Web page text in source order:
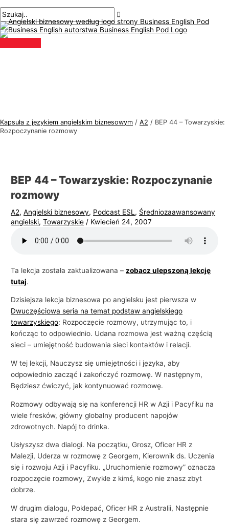
do
treści
główne
Kapsuła z językiem angielskim biznesowym / A2 / BEP 44 – Towarzyskie:
Rozpoczynanie rozmowy
BEP 44 – Towarzyskie: Rozpoczynanie
rozmowy
A2,Angielski biznesowy, Podcast ESL , Średniozaawansowany
angielski,Towarzyskie / Kwiecień 24, 2007
Ta lekcja została zaktualizowana – zobacz ulepszoną lekcję
tutaj.
Dzisiejsza lekcja biznesowa po angielsku jest pierwsza w
Dwuczęściowa seria na temat podstaw angielskiego
towarzyskiego: Rozpoczęcie rozmowy, utrzymując to, i
kończąc to odpowiednio. Udana rozmowa jest ważną częścią
sieci – umiejętność budowania sieci kontaktów i relacji.
W tej lekcji, Nauczysz się umiejętności i języka, aby
odpowiednio zacząć i zakończyć rozmowę. W następnym,
Będziesz ćwiczyć, jak kontynuować rozmowę.
Rozmowy odbywają się na konferencji HR w Azji i Pacyfiku na
wiele fresków, główny globalny producent napojów
zdrowotnych. Napój to drinka.
Usłyszysz dwa dialogi. Na początku, Grosz, Oficer HR z
Malezji, Uderza w rozmowę z Georgem, Kierownik ds. Uczenia
się i rozwoju Azji i Pacyfiku. „Uruchomienie rozmowy” oznacza
rozpoczęcie rozmowy, Zwykle z kimś, kogo nie znasz zbyt
dobrze.
W drugim dialogu, Poklepać, Oficer HR z Australii, Następnie
stara się zawrzeć rozmowę z Georgem.
po
wpisach
tutaj..
mail*
T
e
m
a
ę
a
a
n
g
l
s
k
i
e
g
w
b
z
s
e
S
z
u
k